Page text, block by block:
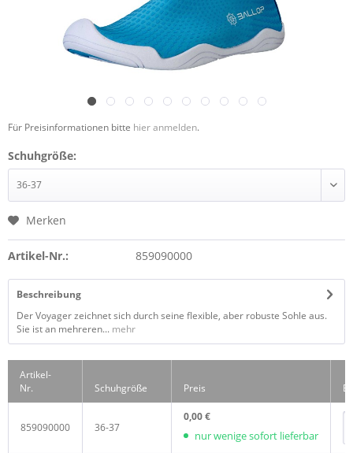
Für Preisinformationen bitte hier anmelden.
Schuhgröße:
Merken
Artikel-Nr.: 859090000
Beschreibung
Der Voyager zeichnet sich durch seine flexible, aber robuste Sohle aus.
Sie ist an mehreren... mehr
Artikel-
Nr.
Schuhgröße Preis
859090000 36-37
0,00 €
nur wenige sofort lieferbar